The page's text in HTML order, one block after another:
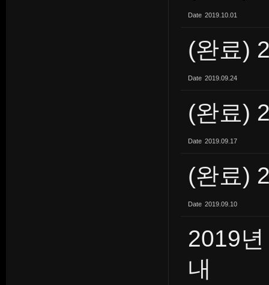
Date 2019.10.01
(완료)
Date 2019.09.24
(완료)
Date 2019.09.17
(완료)
Date 2019.09.10
2019
내